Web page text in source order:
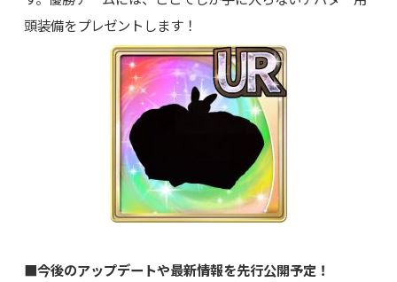
頭装備をプレゼントします！
■今後のアップデートや最新情報を先行公開予定！